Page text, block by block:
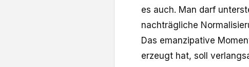
es auch. Man darf
nachträgliche
Das emanzipative
erzeugt hat, soll